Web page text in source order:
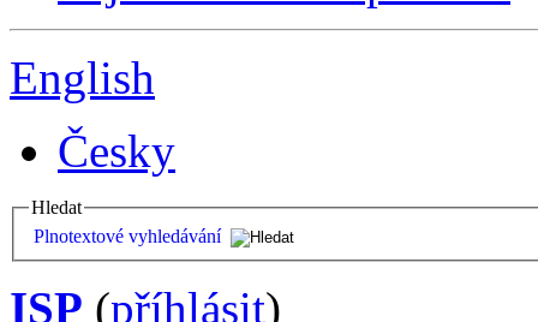
English
Česky
Hledat
Plnotextové vyhledávání
ISP (příhlásit)